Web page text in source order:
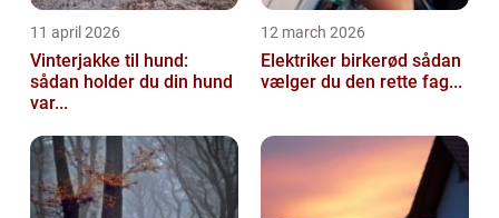
11 april 2026
Vinterjakke til hund:
sådan holder du din hund
var...
12 march 2026
Elektriker birkerød sådan
vælger du den rette fag...